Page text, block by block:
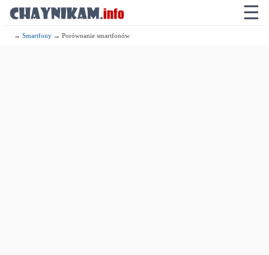
☰
→Smartfony → Porównanie smartfonów